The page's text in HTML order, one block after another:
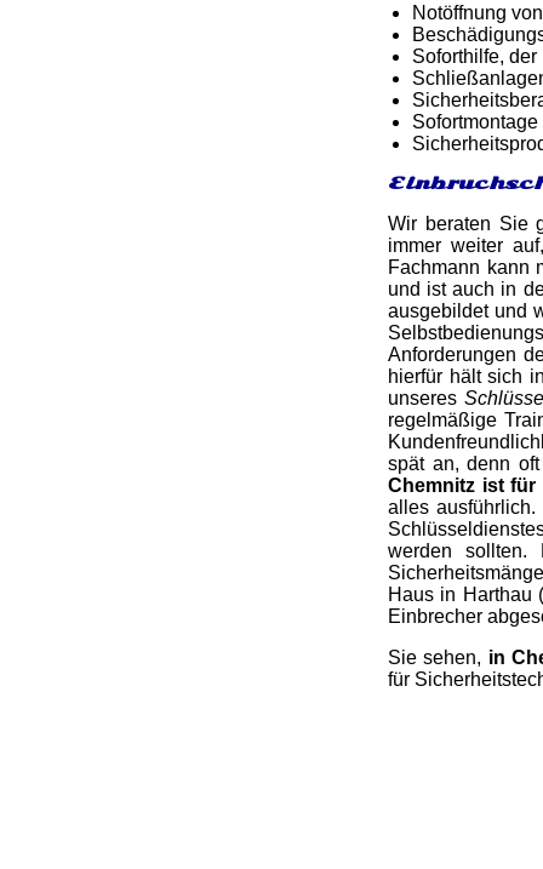
Notöffnung
Soforthilfe,
Wir beraten Sie
immer weiter
Fachmann kann
und ist auch in
ausgebildet und
Anforderungen
hierfür hält sich
unseres
regelmäßige
spät an, denn
Chemnitz ist für
alles
werden sollten.
Haus in Harthau
Einbrecher
Sie sehen, in
für